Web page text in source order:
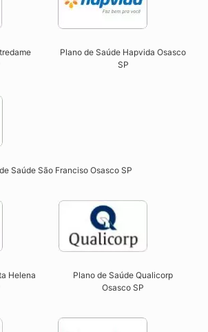
Plano de Saúde Hapvida Osasco
SP​
Saúde São Franciso Osasco SP​
Helena
Plano de Saúde Qualicorp
Osasco SP​